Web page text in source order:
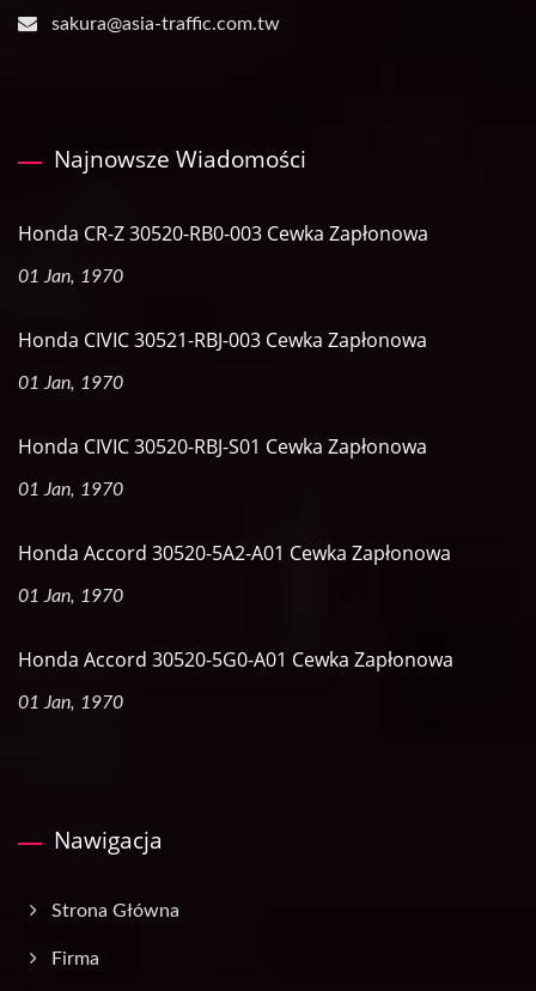
sakura@asia-traffic.com.tw
Najnowsze Wiadomości
Honda CR-Z 30520-RB0-003 Cewka Zapłonowa
01 Jan, 1970
Honda CIVIC 30521-RBJ-003 Cewka Zapłonowa
01 Jan, 1970
Honda CIVIC 30520-RBJ-S01 Cewka Zapłonowa
01 Jan, 1970
Honda Accord 30520-5A2-A01 Cewka Zapłonowa
01 Jan, 1970
Honda Accord 30520-5G0-A01 Cewka Zapłonowa
01 Jan, 1970
Nawigacja
Strona Główna
Firma